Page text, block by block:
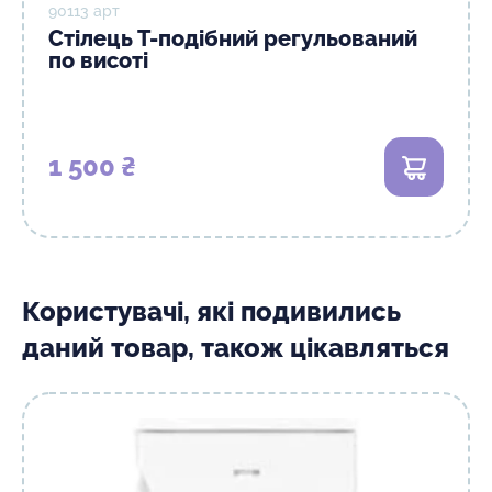
90113 арт
Стілець Т-подібний регульований
по висоті
1 500 ₴ В кошик
Користувачі, які подивились
даний товар, також цікавляться